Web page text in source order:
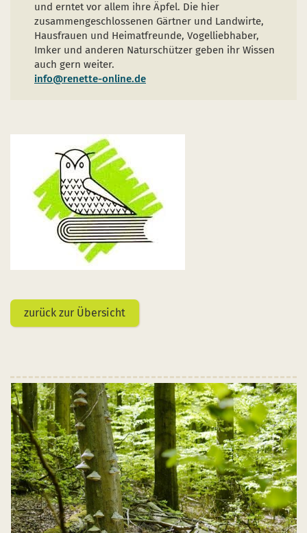
und erntet vor allem ihre Äpfel. Die hier
zusammengeschlossenen Gärtner und Landwirte,
Hausfrauen und Heimatfreunde, Vogelliebhaber,
Imker und anderen Naturschützer geben ihr Wissen
auch gern weiter.
info@renette-online.de
zurück zur Übersicht